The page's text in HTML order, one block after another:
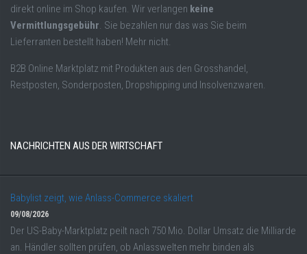
direkt online im Shop kaufen. Wir verlangen keine
Vermittlungsgebühr. Sie bezahlen nur das was Sie beim
Lieferranten bestellt haben! Mehr nicht.
B2B Online Marktplatz mit Produkten aus den Grosshandel,
Restposten, Sonderposten, Dropshipping und Insolvenzwaren.
NACHRICHTEN AUS DER WIRTSCHAFT
Babylist zeigt, wie Anlass-Commerce skaliert
09/08/2026
Der US-Baby-Marktplatz peilt nach 750 Mio. Dollar Umsatz die Milliarde
an. Händler sollten prüfen, ob Anlasswelten mehr binden als